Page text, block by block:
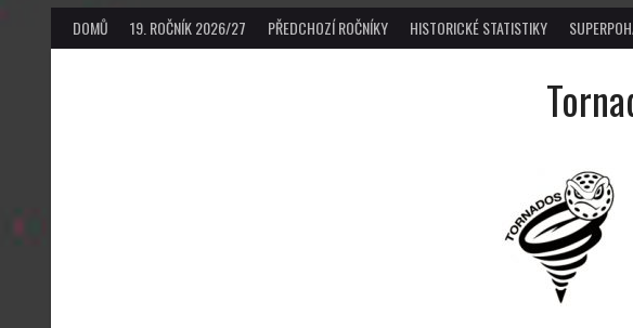
DOMŮ 19. ROČNÍK 2026/27 PŘEDCHOZÍ ROČNÍKY HISTORICKÉ STATISTIKY